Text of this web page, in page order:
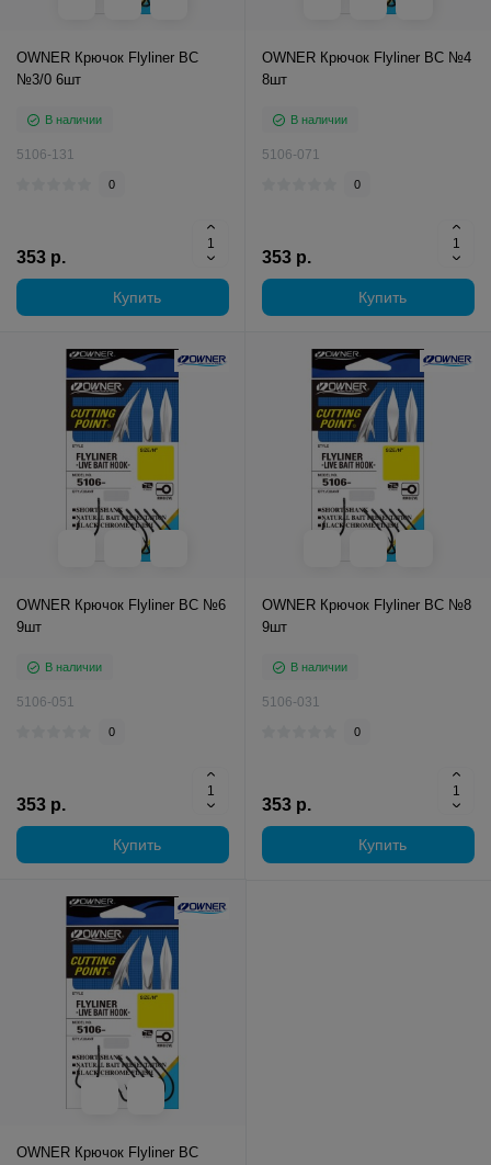
OWNER Крючок Flyliner BC
№3/0 6шт
В наличии
5106-131
0
353 р.
Купить
OWNER Крючок Flyliner BC №4
8шт
В наличии
5106-071
0
353 р.
Купить
OWNER Крючок Flyliner BC №6
9шт
В наличии
5106-051
0
353 р.
Купить
OWNER Крючок Flyliner BC №8
9шт
В наличии
5106-031
0
353 р.
Купить
OWNER Крючок Flyliner BC